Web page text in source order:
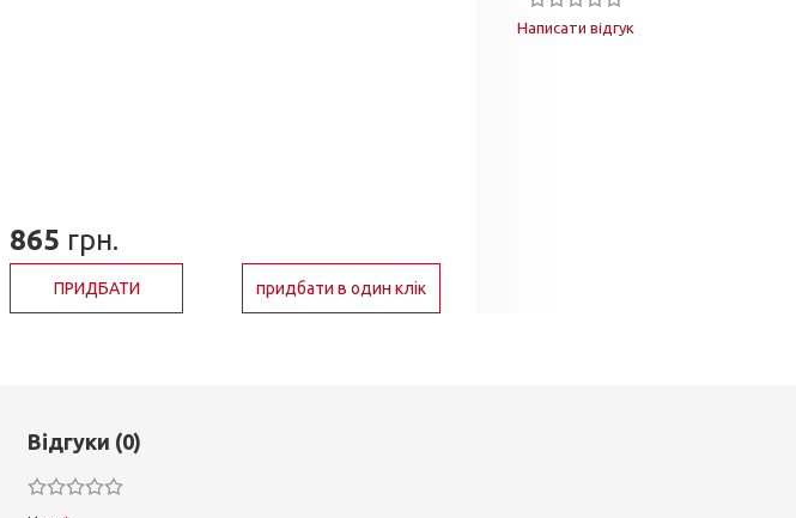
865 грн.
ПРИДБАТИ придбати в один клік
Написати відгук
Відгуки (0)